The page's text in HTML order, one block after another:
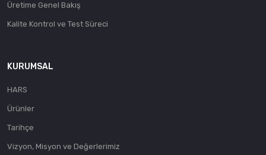
Üretime Genel Bakış
Kalite Kontrol ve Test Süreci
KURUMSAL
HARS
Ürünler
Tarihçe
Vizyon, Misyon ve Değerlerimiz